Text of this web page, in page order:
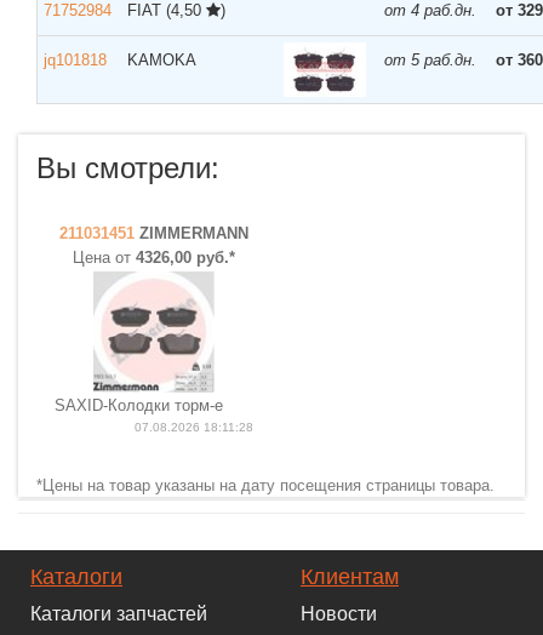
71752984 FIAT (4,50 ) от 4 раб.дн. от
jq101818 KAMOKA от 5 раб.дн. от
Вы смотрели:
211031451 ZIMMERMANN
Цена от 4326,00 руб.*
SAXID-Колодки торм-е
07.08.2026 18:11:28
*Цены на товар указаны на дату посещения страницы товара.
Каталоги
Каталоги запчастей
Клиентам
Новости